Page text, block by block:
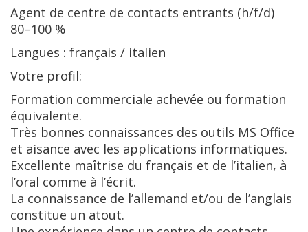
Agent de centre de contacts entrants (h/f/d)
80–100 %
Langues : français / italien
Votre profil:
Formation commerciale achevée ou formation
équivalente.
Très bonnes connaissances des outils MS Office
et aisance avec les applications informatiques.
Excellente maîtrise du français et de l’italien, à
l’oral comme à l’écrit.
La connaissance de l’allemand et/ou de l’anglais
constitue un atout.